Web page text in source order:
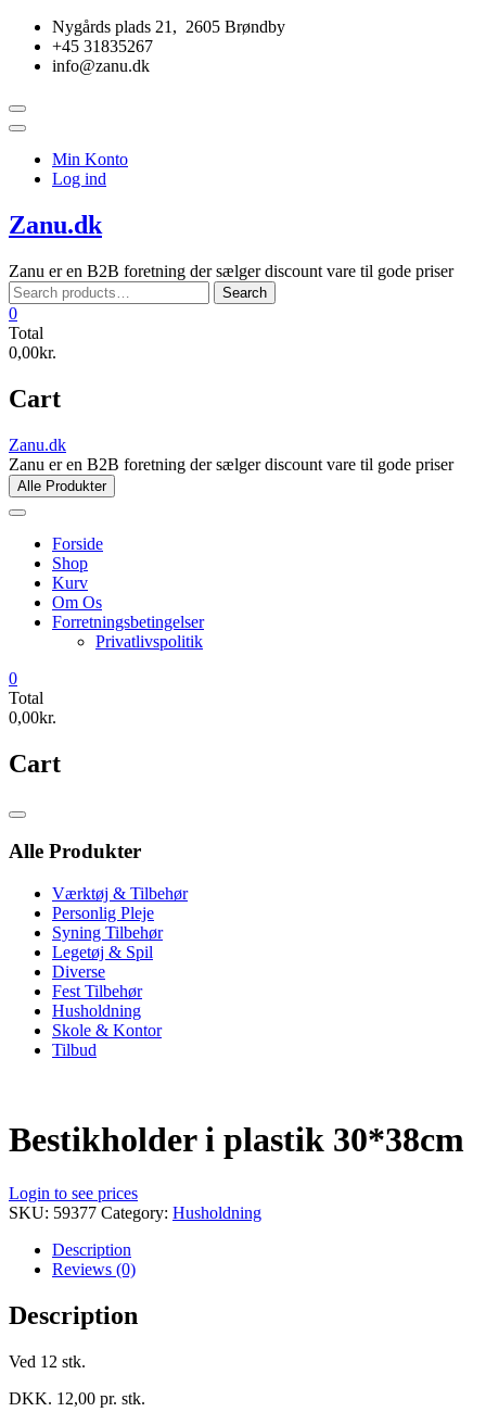
Skip
content
Nygårds plads 21, 2605 Brøndby
+45 31835267
info@zanu.dk
Topbar
Menu
Min Konto
Log ind
Zanu.dk
Zanu er en B2B foretning der sælger discount vare til gode priser
Search
for:
Search
0
Total
0,00kr.
Cart
Zanu.dk
Zanu er en B2B foretning der sælger discount vare til gode priser
Alle Produkter
Forside
Shop
Kurv
Om Os
Forretningsbetingelser
Privatlivspolitik
0
Total
0,00kr.
Cart
Catalog
Alle Produkter
Værktøj & Tilbehør
Personlig Pleje
Syning Tilbehør
Legetøj & Spil
Diverse
Fest Tilbehør
Husholdning
Skole & Kontor
Tilbud
Bestikholder i plastik 30*38cm
Login to see prices
SKU: 59377 Category: Husholdning
Description
Reviews (0)
Description
Ved 12 stk.
DKK. 12,00 pr. stk.